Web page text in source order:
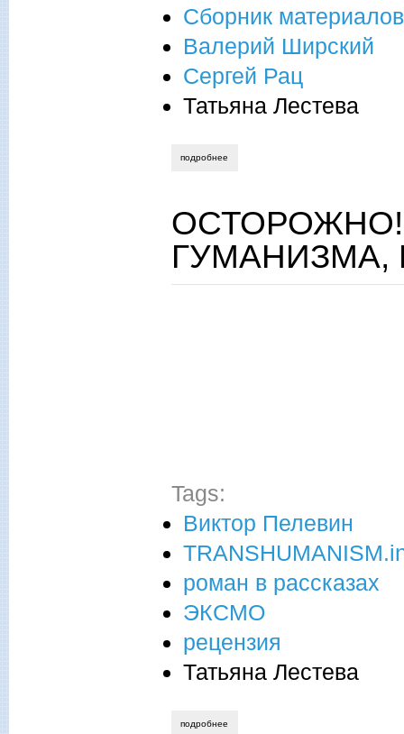
Сборник материалов
Валерий Ширский
Сергей Рац
Татьяна Лестева
подробнее
ОСТОРОЖНО!
Tags:
Виктор Пелевин
роман в рассказах
ЭКСМО
рецензия
Татьяна Лестева
подробнее